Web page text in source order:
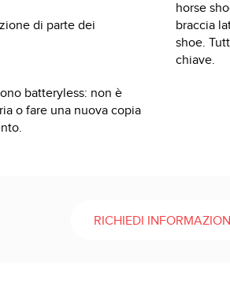
di parte dei
batteryless: non è
o fare una nuova copia
horse
braccia
shoe.
chiave.
RICHIEDI